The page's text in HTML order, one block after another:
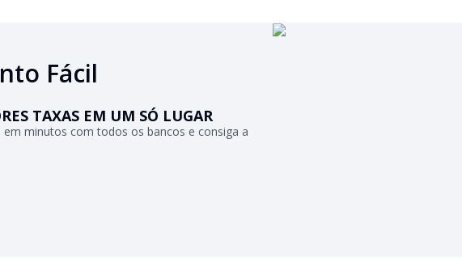
Fácil
TAXAS EM UM SÓ LUGAR
em minutos com todos os bancos e consiga a